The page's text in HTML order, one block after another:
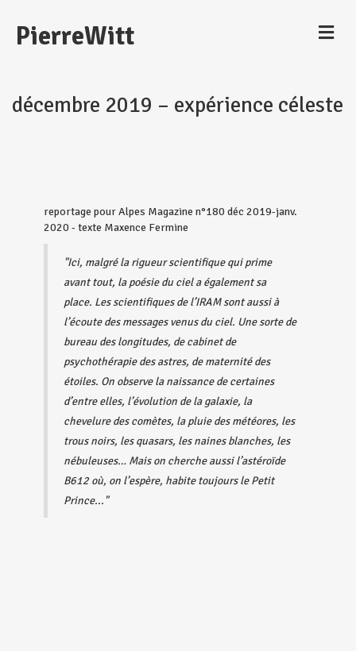
PierreWitt M
e
décembre 2019 – expérience céleste
reportage pour Alpes Magazine n°180 déc 2019-janv.
2020 - texte Maxence Fermine
"Ici, malgré la rigueur scientifique qui prime
avant tout, la poésie du ciel a également sa
place. Les scientifiques de l’IRAM sont aussi à
l’écoute des messages venus du ciel. Une sorte de
bureau des longitudes, de cabinet de
psychothérapie des astres, de maternité des
étoiles. On observe la naissance de certaines
d’entre elles, l’évolution de la galaxie, la
chevelure des comètes, la pluie des météores, les
trous noirs, les quasars, les naines blanches, les
nébuleuses… Mais on cherche aussi l’astéroïde
B612 où, on l’espère, habite toujours le Petit
Prince..."